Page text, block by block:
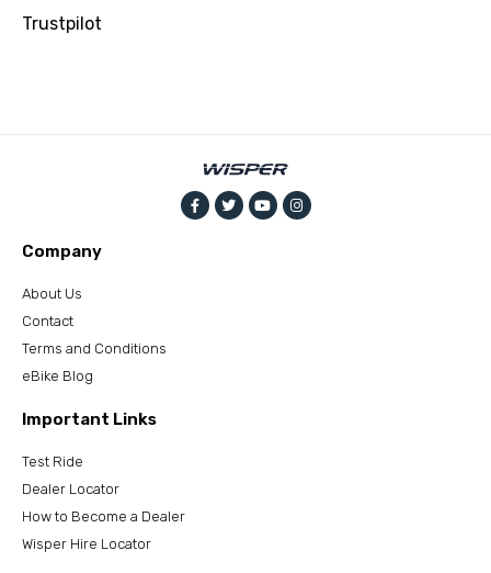
Trustpilot
Company
About Us
Contact
Terms and Conditions
eBike Blog
Important Links
Test Ride
Dealer Locator
How to Become a Dealer
Wisper Hire Locator